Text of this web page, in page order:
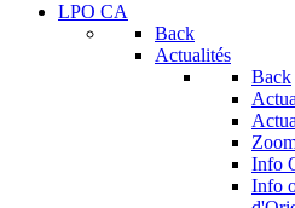
LPO CA
Back
Actualités
Back
Info
Info